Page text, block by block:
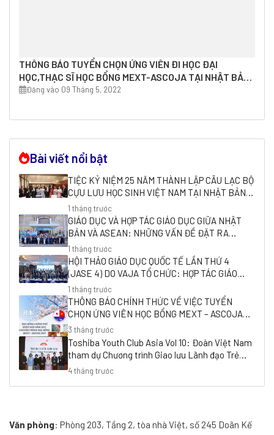
THÔNG BÁO TUYỂN CHỌN ỨNG VIÊN ĐI HỌC ĐẠI
HỌC,THẠC SĨ HỌC BỔNG MEXT-ASCOJA TẠI NHẬT BẢN
NĂM 2023
Đăng vào 09 Tháng 5, 2022
Bài viết nổi bật
TIỆC KỶ NIỆM 25 NĂM THÀNH LẬP CÂU LẠC BỘ
CỰU LƯU HỌC SINH VIỆT NAM TẠI NHẬT BẢN
(VAJA)
1 tháng trước
GIÁO DỤC VÀ HỢP TÁC GIÁO DỤC GIỮA NHẬT
BẢN VÀ ASEAN: NHỮNG VẤN ĐỀ ĐẶT RA
TRONG HỘI THẢO QUỐC TẾ “HỢP TÁC GIÁO DỤC
GIỮA NHẬT BẢN VÀ ĐÔNG NAM Á
1 tháng trước
HỘI THẢO GIÁO DỤC QUỐC TẾ LẦN THỨ 4
(JASE 4) DO VAJA TỔ CHỨC: HỢP TÁC GIÁO
DỤC GIỮA ĐÔNG NAM Á VÀ NHẬT BẢN TRONG
BỐI CẢNH THẾ GIỚI MỚI
1 tháng trước
THÔNG BÁO CHÍNH THỨC VỀ VIỆC TUYỂN
CHỌN ỨNG VIÊN HỌC BỔNG MEXT – ASCOJA
2027 DO VAJA TUYỂN CHỌN
3 tháng trước
Toshiba Youth Club Asia Vol 10: Đoàn Việt Nam
tham dự Chương trình Giao lưu Lãnh đạo Trẻ
Châu Á 2026
4 tháng trước
Văn phòng: Phòng 203, Tầng 2, tòa nhà Việt, số 245 Doãn Kế